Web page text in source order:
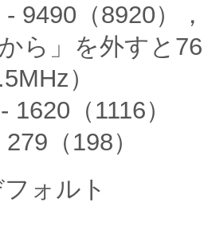
- 9490（8920）
から」を外すと
）
1620（1116）
（198）
フォルト